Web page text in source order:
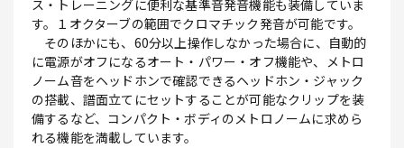
ス・トレーニングに便利な基準音発音機能も装備していま
す。１オクターブの範囲でクロマチック発音が可能です。
そのほかにも、60分以上操作しなかった場合に、自動的
に電源がオフになるオート・パワー・オフ機能や、メトロ
ノーム音をヘッドホンで確認できるヘッドホン・ジャック
の搭載、譜面立てにセットすることが可能なクリップを装
備するなど、コンパクト・ボディのメトロノームに求めら
れる機能を満載しています。